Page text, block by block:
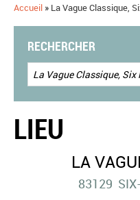
Accueil » La Vague Classique,
RECHERCHER
LIEU
LA
83129